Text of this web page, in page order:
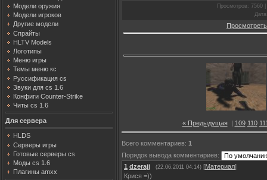
Модели оружия
Модели игроков
Другие модели
Спрайты
HLTV Models
Логотипы
Меню игры
Темы меню кс
Руссификация cs
Звуки для cs 1.6
Конфиги Counter-Strike
Читы cs 1.6
Для сервера
HLDS
Серверы игры
Готовые серверы cs
Моды cs 1.6
Плагины amxx
Просмотров : 7560 |
Дата
« Предыдущая| 109 110
Всего комментариев: 1
Порядок вывода комментариев:
1 dzerajj (22.06.2011 04:14) [Материал]
Крися =))